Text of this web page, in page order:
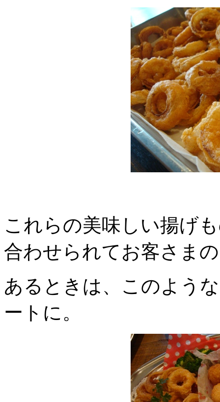
これらの美味しい揚げ
合わせられてお客さま
あるときは、このよう
ートに。